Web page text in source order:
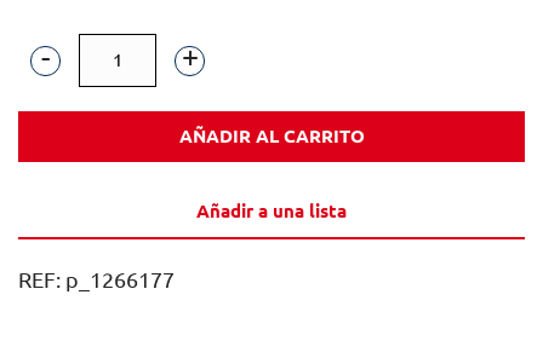
VERMOUTH
MARTINI
75CL
AÑADIR AL CARRITO
Añadir a una lista
REF: p_1266177